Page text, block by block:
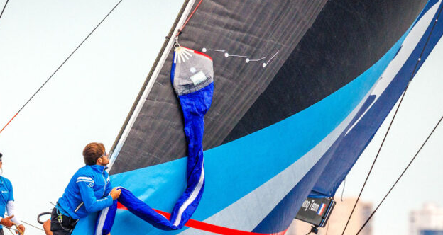
22 Jan
Classe Ultim 32/23,Records Trophée Jules Verne
Gitana 17 devient Actual Ultim 4
Source
Gitana Team
22 janvier 2025
0